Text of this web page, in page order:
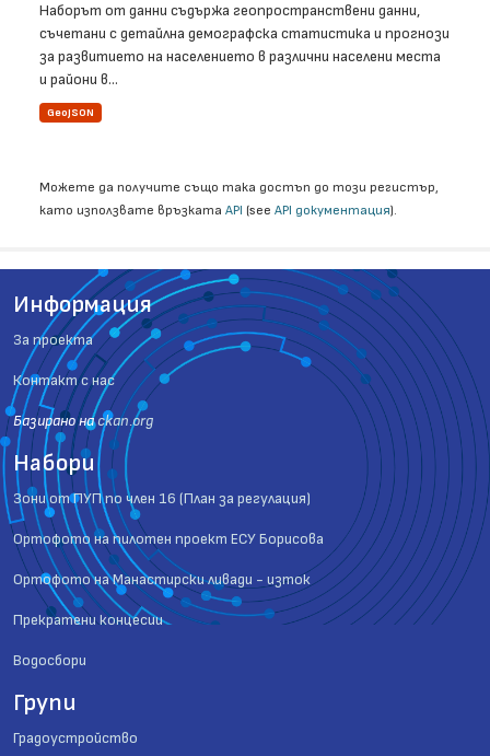
Наборът от данни съдържа геопространствени данни,
съчетани с детайлна демографска статистика и прогнози
за развитието на населението в различни населени места
и райони в...
GeoJSON
Можете да получите също така достъп до този регистър,
като използвате връзката API (see API документация).
Информация
За проекта
Контакт с нас
Базиранo наckan.org
Набори
Зони от ПУП по член 16 (План за регулация)
Ортофото на пилотен проект ЕСУ Борисова
Ортофото на Манастирски ливади - изток
Прекратени концесии
Водосбори
Групи
Градоустройство